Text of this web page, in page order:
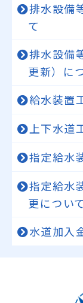
排水設備
て
排水設備
更新）に
給水装置
上下水道
指定給水
指定給水
更について
水道加入